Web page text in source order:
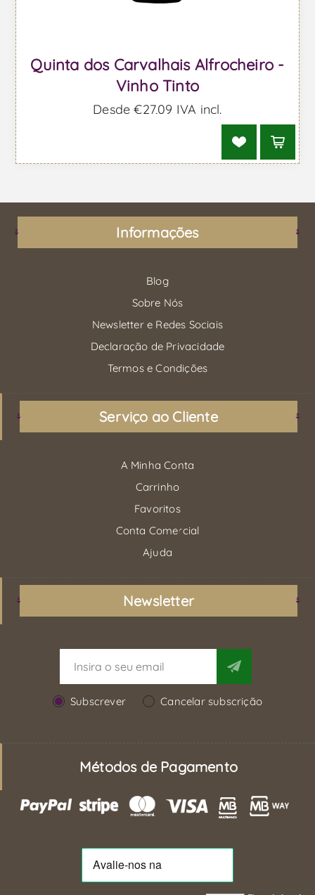
Quinta dos Carvalhais Alfrocheiro -
Vinho Tinto
Desde €27,09 IVA incl.
Informações
Blog
Sobre Nós
Newsletter e Redes Sociais
Declaração de Privacidade
Termos e Condições
Serviço ao Cliente
A Minha Conta
Carrinho
Favoritos
Conta Comercial
Ajuda
Newsletter
Subscrever Cancelar subscrição
Métodos de Pagamento